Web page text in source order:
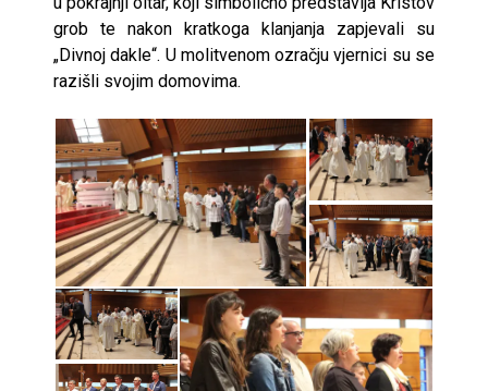
grob te nakon kratkoga klanjanja zapjevali su
„Divnoj dakle“. U molitvenom ozračju vjernici su se
razišli svojim domovima.